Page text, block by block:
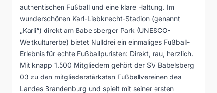
authentischen Fußball und eine klare Haltung. Im
wunderschönen Karl-Liebknecht-Stadion (genannt
„Karli“) direkt am Babelsberger Park (UNESCO-
Weltkulturerbe) bietet Nulldrei ein einmaliges Fußball-
Erlebnis für echte Fußballpuristen: Direkt, rau, herzlich.
Mit knapp 1.500 Mitgliedern gehört der SV Babelsberg
03 zu den mitgliederstärksten Fußballvereinen des
Landes Brandenburg und spielt mit seiner ersten